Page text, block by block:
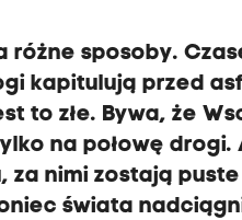
różne sposoby.
kapitulują przed
to złe. Bywa, że
na połowę
za nimi zostają
świata